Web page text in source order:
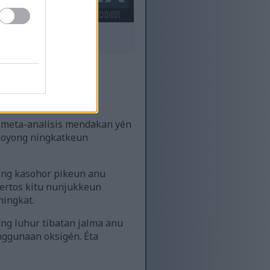
CrossFit industri.
analisis mendakan yén
ningkatkeun
kasohor pikeun anu
kitu nunjukkeun
luhur tibatan jalma anu
oksigén. Éta